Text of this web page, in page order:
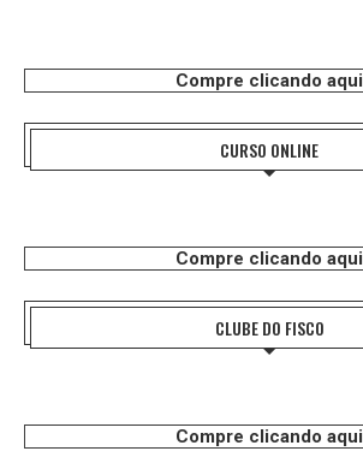
Compre clicando aqui
CURSO ONLINE
Compre clicando aqui
CLUBE DO FISCO
Compre clicando aqui